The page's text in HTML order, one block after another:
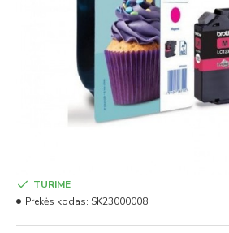
TURIME
Prekės kodas: SK23000008